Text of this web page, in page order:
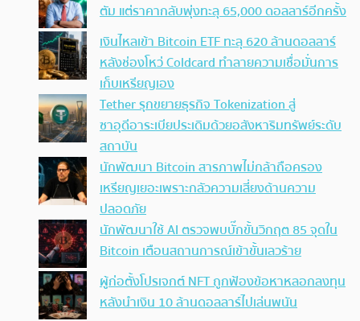
ตัม แต่ราคากลับพุ่งทะลุ 65,000 ดอลลาร์อีกครั้ง
เงินไหลเข้า Bitcoin ETF ทะลุ 620 ล้านดอลลาร์
หลังช่องโหว่ Coldcard ทำลายความเชื่อมั่นการ
เก็บเหรียญเอง
Tether รุกขยายธุรกิจ Tokenization สู่
ซาอุดีอาระเบียประเดิมด้วยอสังหาริมทรัพย์ระดับ
สถาบัน
นักพัฒนา Bitcoin สารภาพไม่กล้าถือครอง
เหรียญเยอะเพราะกลัวความเสี่ยงด้านความ
ปลอดภัย
นักพัฒนาใช้ AI ตรวจพบบั๊กขั้นวิกฤต 85 จุดใน
Bitcoin เตือนสถานการณ์เข้าขั้นเลวร้าย
ผู้ก่อตั้งโปรเจกต์ NFT ถูกฟ้องข้อหาหลอกลงทุน
หลังนำเงิน 10 ล้านดอลลาร์ไปเล่นพนัน